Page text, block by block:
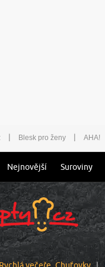
| Blesk pro ženy | AHA!
Nejnovější Suroviny